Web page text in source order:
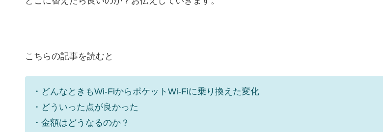
こちらの記事を読むと
・どんなときもWi-FiからポケットWi-Fiに乗り換えた変化
・どういった点が良かった
・金額はどうなるのか？